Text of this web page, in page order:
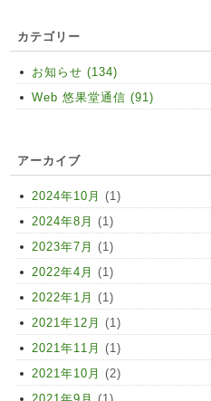
カテゴリー
お知らせ (134)
Web 悠果堂通信 (91)
アーカイブ
2024年10月 (1)
2024年8月 (1)
2023年7月 (1)
2022年4月 (1)
2022年1月 (1)
2021年12月 (1)
2021年11月 (1)
2021年10月 (2)
2021年9月 (1)